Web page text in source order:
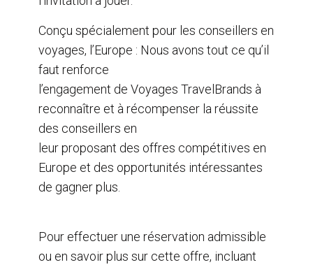
Conçu spécialement pour les conseillers en
voyages, l’Europe : Nous avons tout ce qu’il
faut renforce
l’engagement de Voyages TravelBrands à
reconnaître et à récompenser la réussite
des conseillers en
leur proposant des offres compétitives en
Europe et des opportunités intéressantes
de gagner plus.
Pour effectuer une réservation admissible
ou en savoir plus sur cette offre, incluant